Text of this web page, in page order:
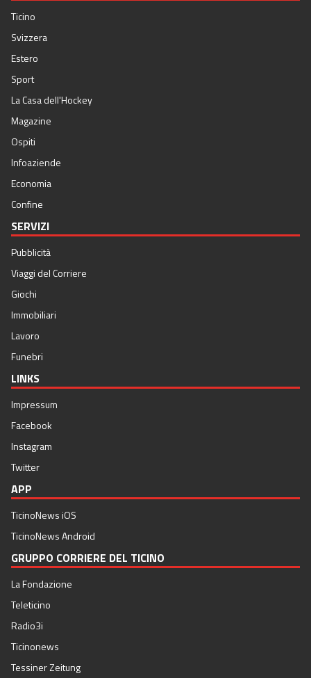
Ticino
Svizzera
Estero
Sport
La Casa dell'Hockey
Magazine
Ospiti
Infoaziende
Economia
Confine
SERVIZI
Pubblicità
Viaggi del Corriere
Giochi
Immobiliari
Lavoro
Funebri
LINKS
Impressum
Facebook
Instagram
Twitter
APP
TicinoNews iOS
TicinoNews Android
GRUPPO CORRIERE DEL TICINO
La Fondazione
Teleticino
Radio3i
Ticinonews
Tessiner Zeitung